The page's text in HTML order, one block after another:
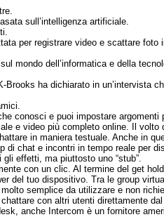
sull’intelligenza artificiale.
per registrare video e scattare
mondo dell’informatica e della
ha dichiarato in un’intervista
conosci e puoi impostare
e video più completo online. Il volto
in maniera testuale. Anche in
chat e incontri in tempo reale per
effetti, ma piuttosto uno “stub”.
con un clic. Al termine del get
del tuo dispositivo. Tra le group
semplice da utilizzare e non
con altri utenti direttamente
anche Intercom è un fornitore